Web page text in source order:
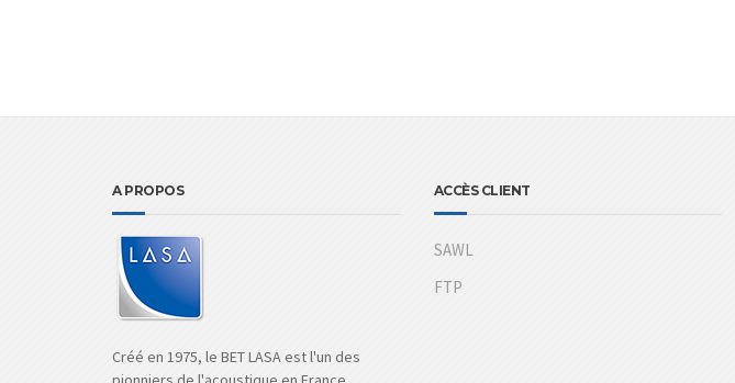
A PROPOS
Créé en 1975, le BET LASA est l'un des
ACCÈS CLIENT
SAWL
FTP